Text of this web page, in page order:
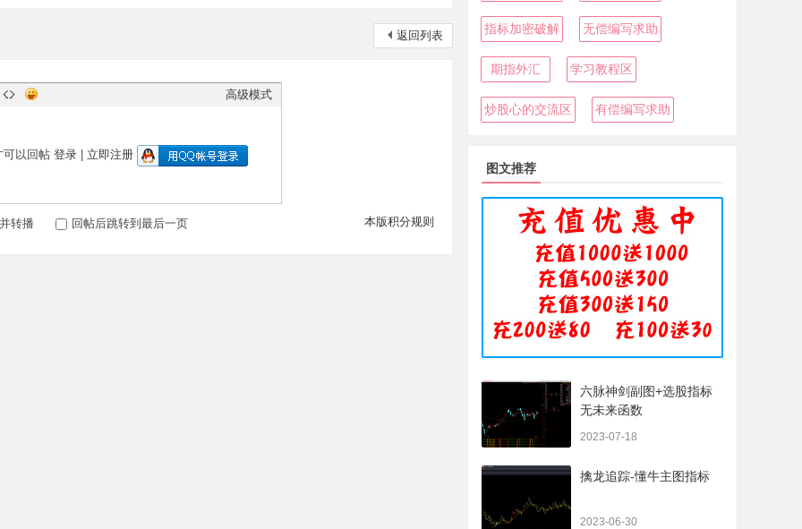
返回列表
高级模式
可以回帖 登录| 立即注册
本版积分规则
转播 回帖后跳转到最后一页
指标加密破解 无偿编写求助
期指外汇 学习教程区
炒股心的交流区 有偿编写求助
图文推荐
六脉神剑副图+选股指标
无未来函数
2023-07-18
擒龙追踪-懂牛主图指标
2023-06-30